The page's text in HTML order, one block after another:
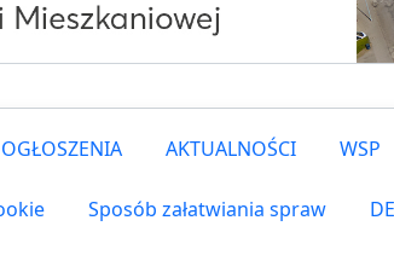
OGŁOSZENIA AKTUALNOŚCI WSP
Sposób załatwiania spraw